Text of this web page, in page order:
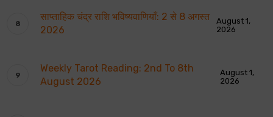
साप्ताहिक चंद्र राशि भविष्यवाणियाँ: 2 से 8 अगस्त
2026
August 1,
2026
Weekly Tarot Reading: 2nd To 8th
August 2026
August 1,
2026